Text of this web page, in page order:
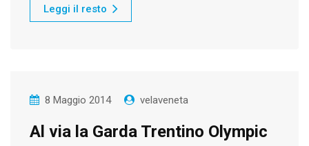
Leggi il resto
8 Maggio 2014 velaveneta
Al via la Garda Trentino Olympic